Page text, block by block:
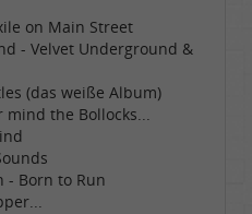
on Main Street
- Velvet Underground &
(das weiße Album)
mind the Bollocks...
- Born to Run